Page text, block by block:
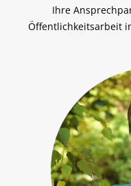
Ihre
Öffentlichkeitsarbeit